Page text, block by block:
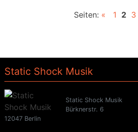
Seiten: « 1 2 3
Static Shock Musik
Static Shock Musik
Bürknerstr. 6
12047 Berlin